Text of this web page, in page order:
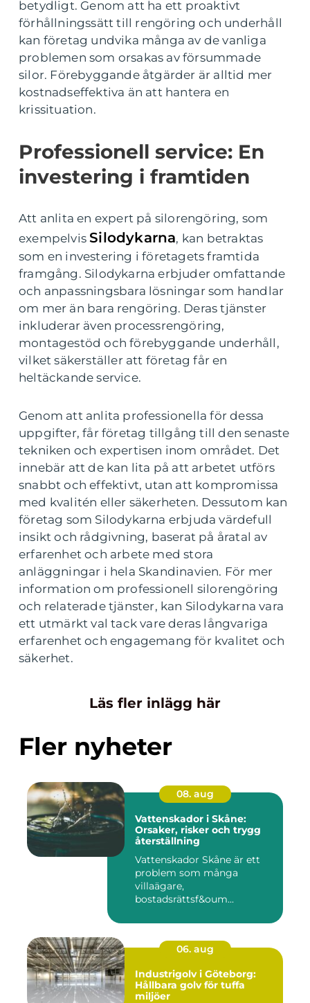
betydligt. Genom att ha ett proaktivt
förhållningssätt till rengöring och underhåll
kan företag undvika många av de vanliga
problemen som orsakas av försummade
silor. Förebyggande åtgärder är alltid mer
kostnadseffektiva än att hantera en
krissituation.
Professionell service: En
investering i framtiden
Att anlita en expert på silorengöring, som
exempelvisSilodykarna, kan betraktas
som en investering i företagets framtida
framgång. Silodykarna erbjuder omfattande
och anpassningsbara lösningar som handlar
om mer än bara rengöring. Deras tjänster
inkluderar även processrengöring,
montagestöd och förebyggande underhåll,
vilket säkerställer att företag får en
heltäckande service.
Genom att anlita professionella för dessa
uppgifter, får företag tillgång till den senaste
tekniken och expertisen inom området. Det
innebär att de kan lita på att arbetet utförs
snabbt och effektivt, utan att kompromissa
med kvalitén eller säkerheten. Dessutom kan
företag som Silodykarna erbjuda värdefull
insikt och rådgivning, baserat på åratal av
erfarenhet och arbete med stora
anläggningar i hela Skandinavien. För mer
information om professionell silorengöring
och relaterade tjänster, kan Silodykarna vara
ett utmärkt val tack vare deras långvariga
erfarenhet och engagemang för kvalitet och
säkerhet.
Läs fler inlägg här
Fler nyheter
08. aug
Vattenskador i Skåne:
Orsaker, risker och trygg
återställning
Vattenskador Skåne är ett
problem som många
villaägare,
bostadsrättsf&oum...
06. aug
Industrigolv i Göteborg:
Hållbara golv för tuffa
miljöer